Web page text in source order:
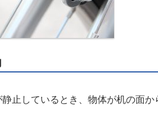
止しているとき、物体が机の面か